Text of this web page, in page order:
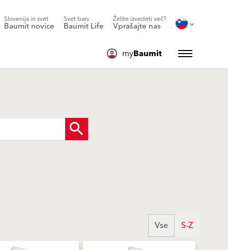
Slovenija in svet
Baumit novice
Svet barv
Baumit Life
Želite izvedeti več?
Vprašajte nas
myBaumit
Vse S-Z